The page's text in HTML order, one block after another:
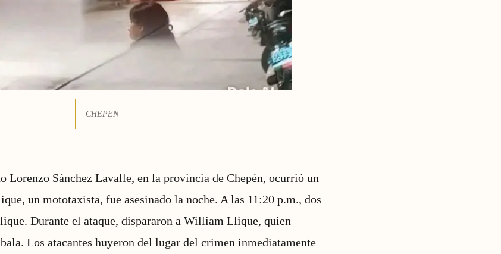
CHEPEN
Lorenzo Sánchez Lavalle, en la provincia de Chepén, ocurrió un
un mototaxista, fue asesinado la noche. A las 11:20 p.m., dos
Durante el ataque, dispararon a William Llique, quien
Los atacantes huyeron del lugar del crimen inmediatamente